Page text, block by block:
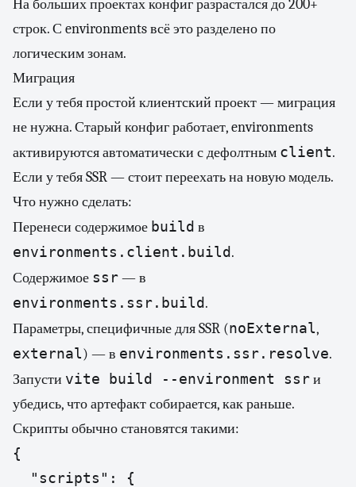
На больших проектах конфиг разрастался до 200+
строк. С environments всё это разделено по
логическим зонам.
Миграция
Если у тебя простой клиентский проект — миграция
не нужна. Старый конфиг работает, environments
активируются автоматически с дефолтным client.
Если у тебя SSR — стоит переехать на новую модель.
Что нужно сделать:
Перенеси содержимое build в
environments.client.build.
Содержимое ssr— в
environments.ssr.build.
Параметры, специфичные для SSR (noExternal,
external) — в environments.ssr.resolve.
Запусти vite build --environment ssrи
убедись, что артефакт собирается, как раньше.
Скрипты обычно становятся такими:
{
  "scripts": {